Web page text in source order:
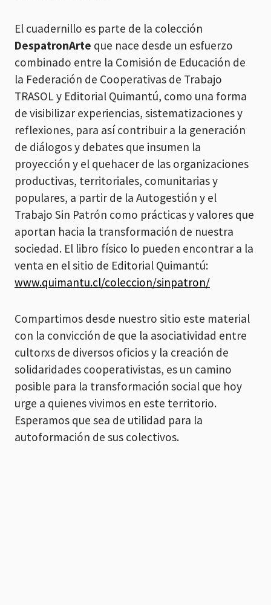
El cuadernillo es parte de la colección
DespatronArte que nace desde un esfuerzo
combinado entre la Comisión de Educación de
la Federación de Cooperativas de Trabajo
TRASOL y Editorial Quimantú, como una forma
de visibilizar experiencias, sistematizaciones y
reflexiones, para así contribuir a la generación
de diálogos y debates que insumen la
proyección y el quehacer de las organizaciones
productivas, territoriales, comunitarias y
populares, a partir de la Autogestión y el
Trabajo Sin Patrón como prácticas y valores que
aportan hacia la transformación de nuestra
sociedad. El libro físico lo pueden encontrar a la
venta en el sitio de Editorial Quimantú:
www.quimantu.cl/coleccion/sinpatron/
Compartimos desde nuestro sitio este material
con la convicción de que la asociatividad entre
cultorxs de diversos oficios y la creación de
solidaridades cooperativistas, es un camino
posible para la transformación social que hoy
urge a quienes vivimos en este territorio.
Esperamos que sea de utilidad para la
autoformación de sus colectivos.